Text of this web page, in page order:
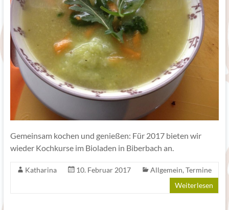
Gemeinsam kochen und genießen: Für 2017 bieten wir
wieder Kochkurse im Bioladen in Biberbach an.
Katharina 10. Februar 2017 Allgemein, Termine
Weiterlesen